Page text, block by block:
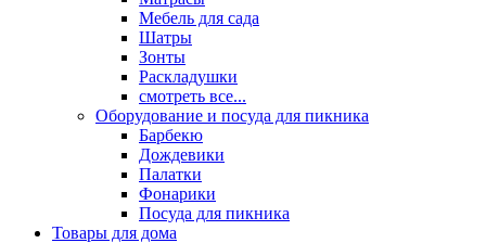
Мебель для сада
Шатры
Зонты
Раскладушки
смотреть все...
Оборудование и посуда для пикника
Барбекю
Дождевики
Палатки
Фонарики
Посуда для пикника
Товары для дома